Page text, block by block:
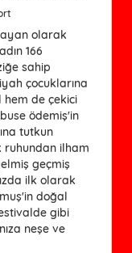
olarak
166
sahip
çocuklarına
de çekici
ödemiş'in
tutkun
ruhundan ilham
geçmiş
ilk olarak
doğal
gibi
neşe ve